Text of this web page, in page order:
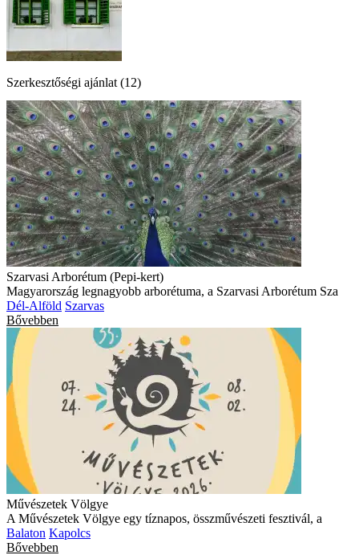
Szerkesztőségi ajánlat (12)
Szarvasi Arborétum (Pepi-kert)
Magyarország legnagyobb arborétuma, a Szarvasi Arborétum Sza
Dél-Alföld Szarvas
Bővebben
Művészetek Völgye
A Művészetek Völgye egy tíznapos, összművészeti fesztivál, a
Balaton Kapolcs
Bővebben